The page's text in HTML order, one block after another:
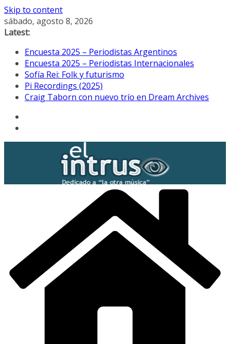
Skip to content
sábado, agosto 8, 2026
Latest:
Encuesta 2025 – Periodistas Argentinos
Encuesta 2025 – Periodistas Internacionales
Sofía Rei: Folk y futurismo
Pi Recordings (2025)
Craig Taborn con nuevo trío en Dream Archives